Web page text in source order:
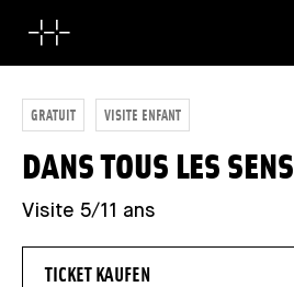
GRATUIT VISITE ENFANT
DANS TOUS LES SENS
Visite 5/11 ans
TICKET KAUFEN- NEUES FENSTER